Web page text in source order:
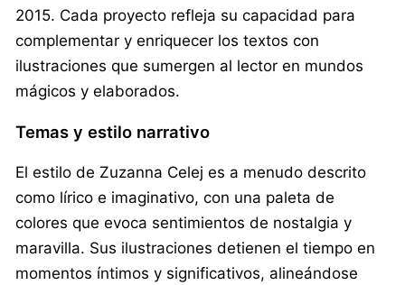
2015. Cada proyecto refleja su capacidad para
complementar y enriquecer los textos con
ilustraciones que sumergen al lector en mundos
mágicos y elaborados.
Temas y estilo narrativo
El estilo de Zuzanna Celej es a menudo descrito
como lírico e imaginativo, con una paleta de
colores que evoca sentimientos de nostalgia y
maravilla. Sus ilustraciones detienen el tiempo en
momentos íntimos y significativos, alineándose